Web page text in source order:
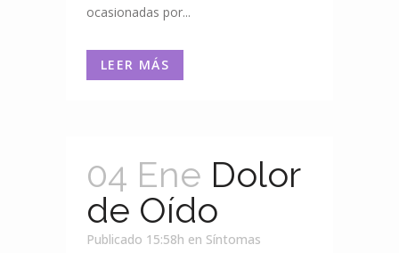
ocasionadas por...
LEER MÁS
04 Ene Dolor
de Oído
Publicado 15:58h en Síntomas